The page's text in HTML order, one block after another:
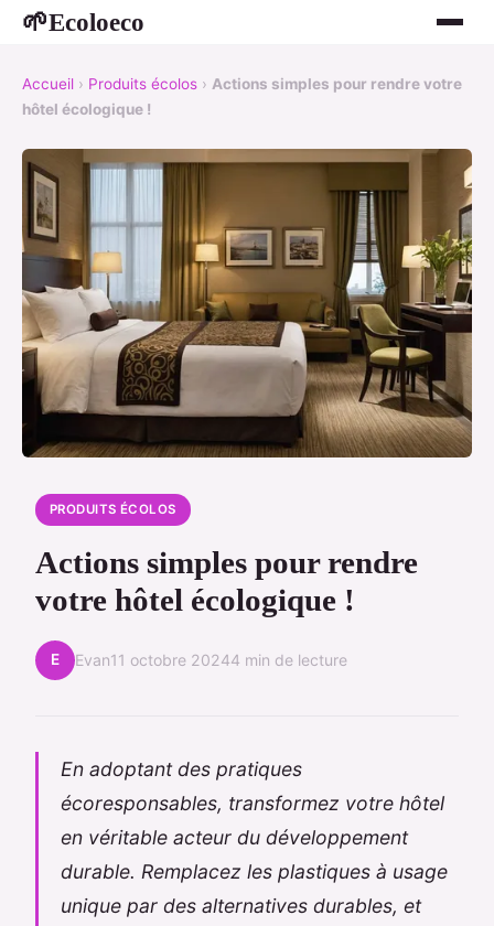
🌱Ecoloeco
Accueil › Produits écolos › Actions simples pour rendre votre
hôtel écologique !
PRODUITS ÉCOLOS
Actions simples pour rendre
votre hôtel écologique !
E Evan11 octobre 20244 min de lecture
En adoptant des pratiques
écoresponsables, transformez votre hôtel
en véritable acteur du développement
durable. Remplacez les plastiques à usage
unique par des alternatives durables, et